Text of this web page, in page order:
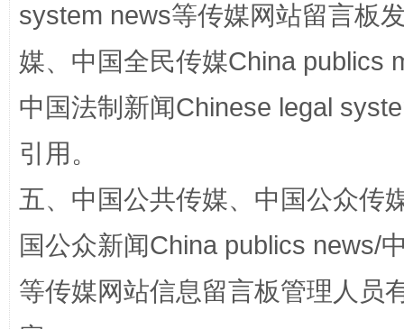
国家大学科技园优化重塑工作
system news等传媒网站留言板
媒、中国全民传媒China publics
中国法制新闻Chinese legal
引用。
五、中国公共传媒、中国公众传
国公众新闻China publics news/
等传媒网站信息留言板管理人员